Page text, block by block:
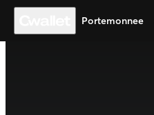
Portemonnee